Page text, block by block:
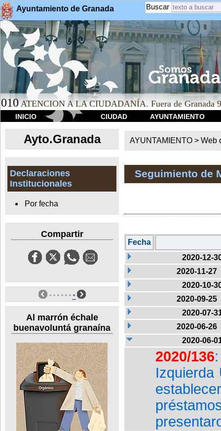
Ayuntamiento de Granada Buscar
010 ATENCION A LA CIUDADANÍA. Fuera de Granada
INICIO CIUDAD AYUNTAMIENTO
Ayto.Granada
Declaraciones
Institucionales
Por fecha
Compartir
Al marrón échale
buenavoluntá granaína
AYUNTAMIENTO > Web
Seguimiento de
Fecha
2020-12-
2020-11-27
2020-10-
2020-09-25
2020-07-
2020-06-26
2020-06-
2020/136
Izquierda